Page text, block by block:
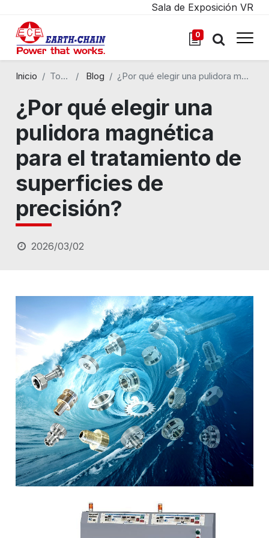
0
Sala de Exposición VR
Inicio Todos los blogs Blog ¿Por qué elegir una pulidora magnética para el tratamiento de superficies de precisión?
¿Por qué elegir una
pulidora magnética
para el tratamiento de
superficies de
precisión?
2026/03/02